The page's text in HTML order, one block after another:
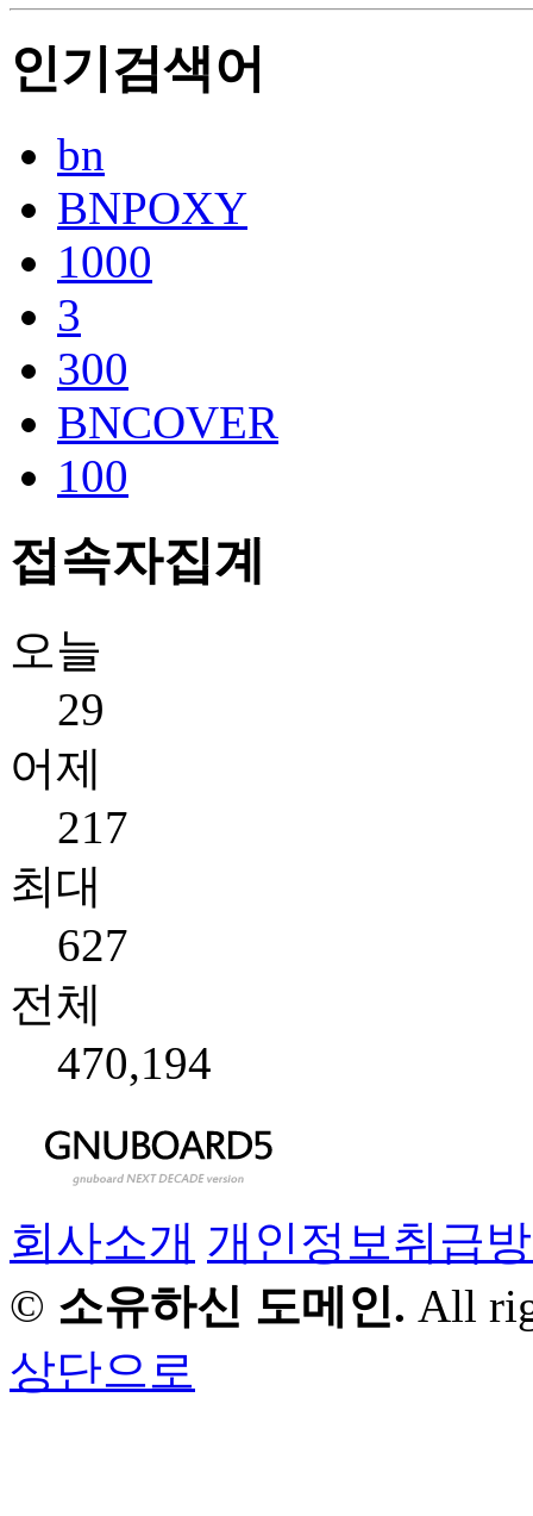
인기검색어
bn
BNPOXY
1000
3
300
BNCOVER
100
접속자집계
오늘
29
어제
217
최대
627
전체
470,194
회사소개 개인정보취급
© 소유하신 도메인. All
상단으로